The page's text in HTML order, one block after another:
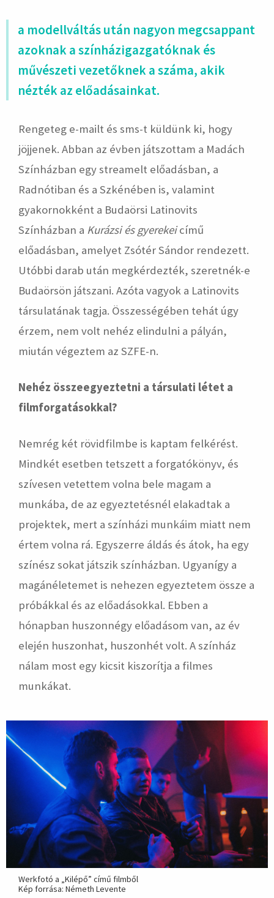
a modellváltás után nagyon megcsappant
azoknak a színházigazgatóknak és
művészeti vezetőknek a száma, akik
nézték az előadásainkat.
Rengeteg e-mailt és sms-t küldünk ki, hogy
jöjjenek. Abban az évben játszottam a Madách
Színházban egy streamelt előadásban, a
Radnótiban és a Szkénében is, valamint
gyakornokként a Budaörsi Latinovits
Színházban a Kurázsi és gyerekeicímű
előadásban, amelyet Zsótér Sándor rendezett.
Utóbbi darab után megkérdezték, szeretnék-e
Budaörsön játszani. Azóta vagyok a Latinovits
társulatának tagja. Összességében tehát úgy
érzem, nem volt nehéz elindulni a pályán,
miután végeztem az SZFE-n.
Nehéz összeegyeztetni a társulati létet a
filmforgatásokkal?
Nemrég két rövidfilmbe is kaptam felkérést.
Mindkét esetben tetszett a forgatókönyv, és
szívesen vetettem volna bele magam a
munkába, de az egyeztetésnél elakadtak a
projektek, mert a színházi munkáim miatt nem
értem volna rá. Egyszerre áldás és átok, ha egy
színész sokat játszik színházban. Ugyanígy a
magánéletemet is nehezen egyeztetem össze a
próbákkal és az előadásokkal. Ebben a
hónapban huszonnégy előadásom van, az év
elején huszonhat, huszonhét volt. A színház
nálam most egy kicsit kiszorítja a filmes
munkákat.
Werkfotó a „Kilépő” című filmből
Kép forrása: Németh Levente